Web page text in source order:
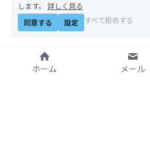
ホーム メール
します。
詳しく見る
同意する
設定 すべて拒否する